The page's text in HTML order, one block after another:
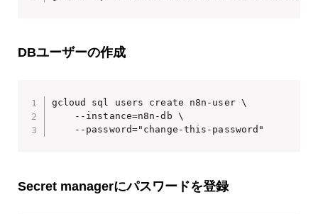
DBユーザーの作成
gcloud sql users create n8n-user \
    --instance=n8n-db \
    --password="change-this-password"
Secret managerにパスワードを登録